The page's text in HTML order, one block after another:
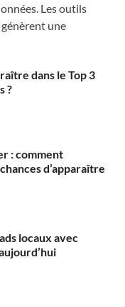
Les outils
une
dans le Top 3
?
: comment
d’apparaître
locaux avec